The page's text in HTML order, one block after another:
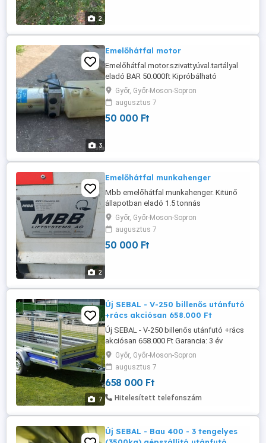
2
3
Emelőhátfal motor
Emelőhátfal motor.szivattyúval.tartályal
eladó BAR 50.000ft Kipróbálható
Győr, Győr-Moson-Sopron
augusztus 7
50 000 Ft
2
Emelőhátfal munkahenger
Mbb emelőhátfal munkahenger. Kitünő
állapotban eladó 1.5 tonnás
Győr, Győr-Moson-Sopron
augusztus 7
50 000 Ft
7
Új SEBAL - V-250 billenős utánfutó
+rács akciósan 658.000 Ft
Új SEBAL - V-250 billenős utánfutó +rács
akciósan 658.000 Ft Garancia: 3 év
KIVITEL: 1 TENGELYES, BILLENŐS
ÖSSZTÖMEG: 750 KG ÖNSÚLY: 184 KG
TEHERBÍRÁS: 566 KG MÉRET: 250 X 135 X
37 CM (FÉM OLDALFALAS) NYITHATÓ
HOMLOKFAL ÉS HÁTFAL Utánfutó ára:
Orrkerék és bilincs: ...
Győr, Győr-Moson-Sopron
augusztus 7
658 000 Ft
Hitelesített telefonszám
Új SEBAL - Bau 400 - 3 tengelyes